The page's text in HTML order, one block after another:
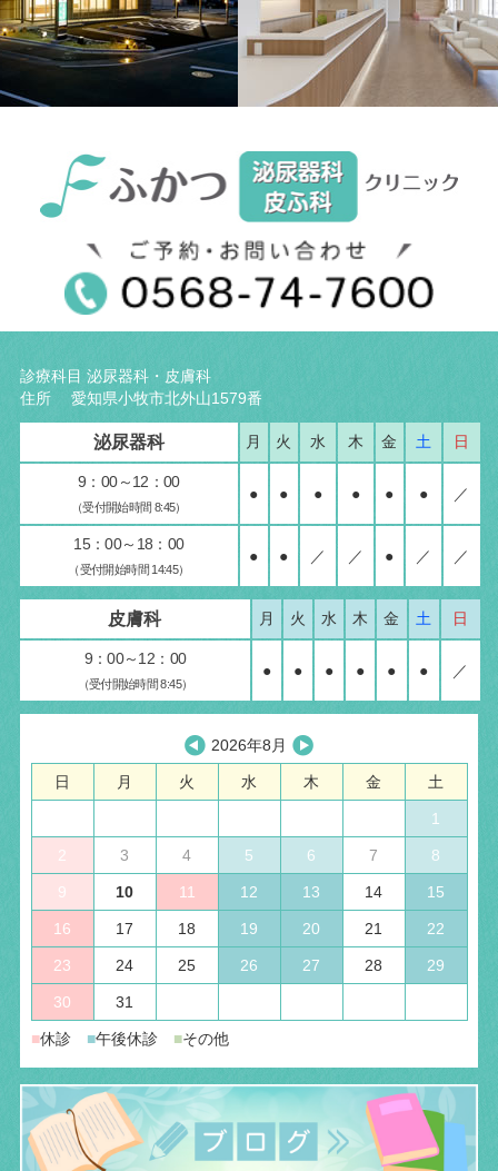
診療科目 泌尿器科・皮膚科
住所 愛知県小牧市北外山1579番
泌尿器科 月 火 水 木 金 土 日
9：00～12：00
（受付開始時間 8:45）
● ● ● ● ● ● ／
15：00～18：00
（受付開始時間 14:45）
● ● ／ ／ ● ／ ／
皮膚科 月 火 水 木 金 土 日
9：00～12：00
（受付開始時間 8:45）
● ● ● ● ● ● ／
2026年8月
日 月 火 水 木 金 土
1
2 3 4 5 6 7 8
9 10 11 12 13 14 15
16 17 18 19 20 21 22
23 24 25 26 27 28 29
30 31
■休診 ■午後休診 ■その他